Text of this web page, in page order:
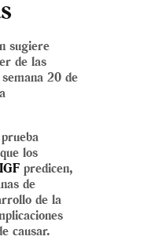
sugiere
de las
20 de
los
predicen,
de
de la
causar.